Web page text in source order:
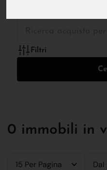
Filtri
0 immobili in
15 Per Pagina